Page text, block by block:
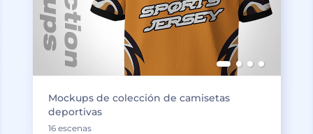
Mockups de colección de camisetas
deportivas
16 escenas